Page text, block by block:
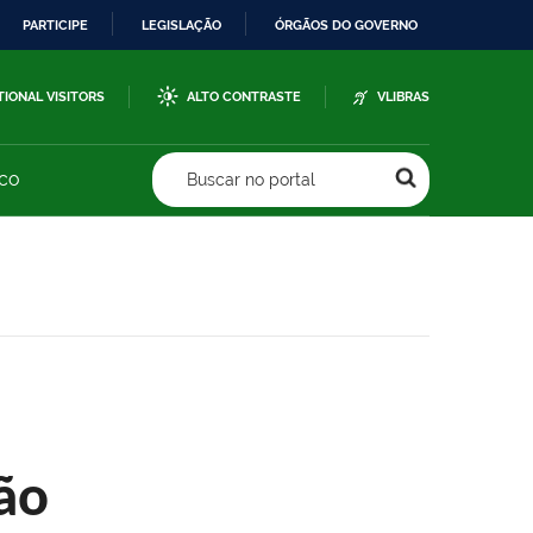
PARTICIPE LEGISLAÇÃO ÓRGÃOS DO GOVERNO
VISITORS ALTO CONTRASTE VLIBRAS
Buscar no portal